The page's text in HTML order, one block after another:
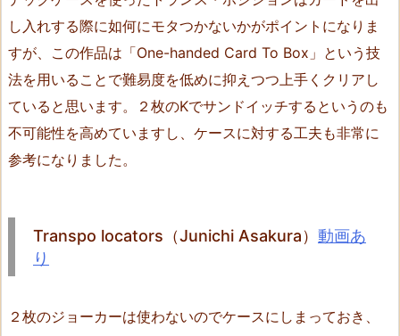
e
T
w
i
n
P
a
（S.
T
k
し入れする際に如何にモタつかないかがポイントになりま
すが、この作品は「One-handed Card To Box」という技
法を用いることで難易度を低めに抑えつつ上手くクリアし
ていると思います。２枚のKでサンドイッチするというのも
不可能性を高めていますし、ケースに対する工夫も非常に
参考になりました。
Transpo locators（Junichi Asakura） 動画あ
り
２枚のジョーカーは使わないのでケースにしまっておき、